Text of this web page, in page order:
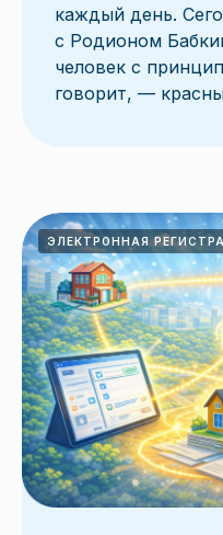
каждый день.
с Родионом
человек с
говорит, —
ЭЛЕКТРОННАЯ